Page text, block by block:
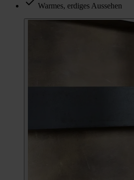
Warmes, erdiges Aussehen